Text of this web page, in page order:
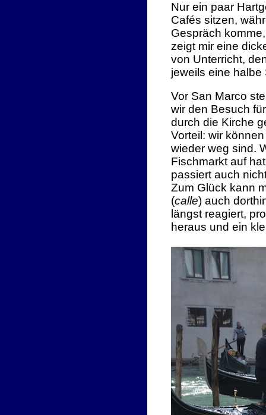
Nur ein paar
Cafés sitzen,
Gespräch
zeigt mir eine
von Unterricht,
jeweils eine halbe
Vor San Marco
wir den Besuch
durch die Kirche
Vorteil: wir
wieder weg sind.
Fischmarkt auf
passiert auch
Zum Glück kann
(calle) auch
längst reagiert,
heraus und ein